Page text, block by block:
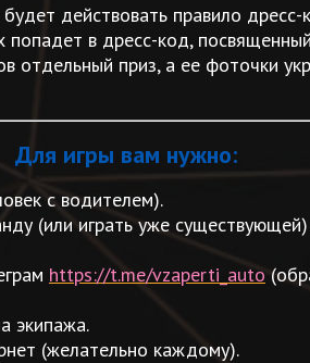
действовать правило
в дресс-код,
отдельный приз, а ее фоточки
Для игры вам нужно:
с водителем).
(или играть уже
https://t.me/vzaperti_auto
экипажа.
(желательно каждому).